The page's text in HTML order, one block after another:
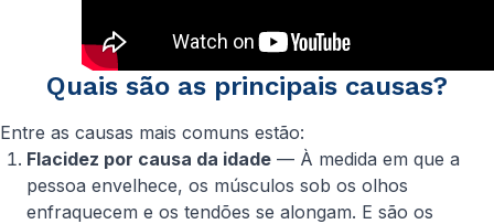
Quais são as principais causas?
Entre as causas mais comuns estão:
Flacidez por causa da idade — À medida em que a
pessoa envelhece, os músculos sob os olhos
enfraquecem e os tendões se alongam. E são os